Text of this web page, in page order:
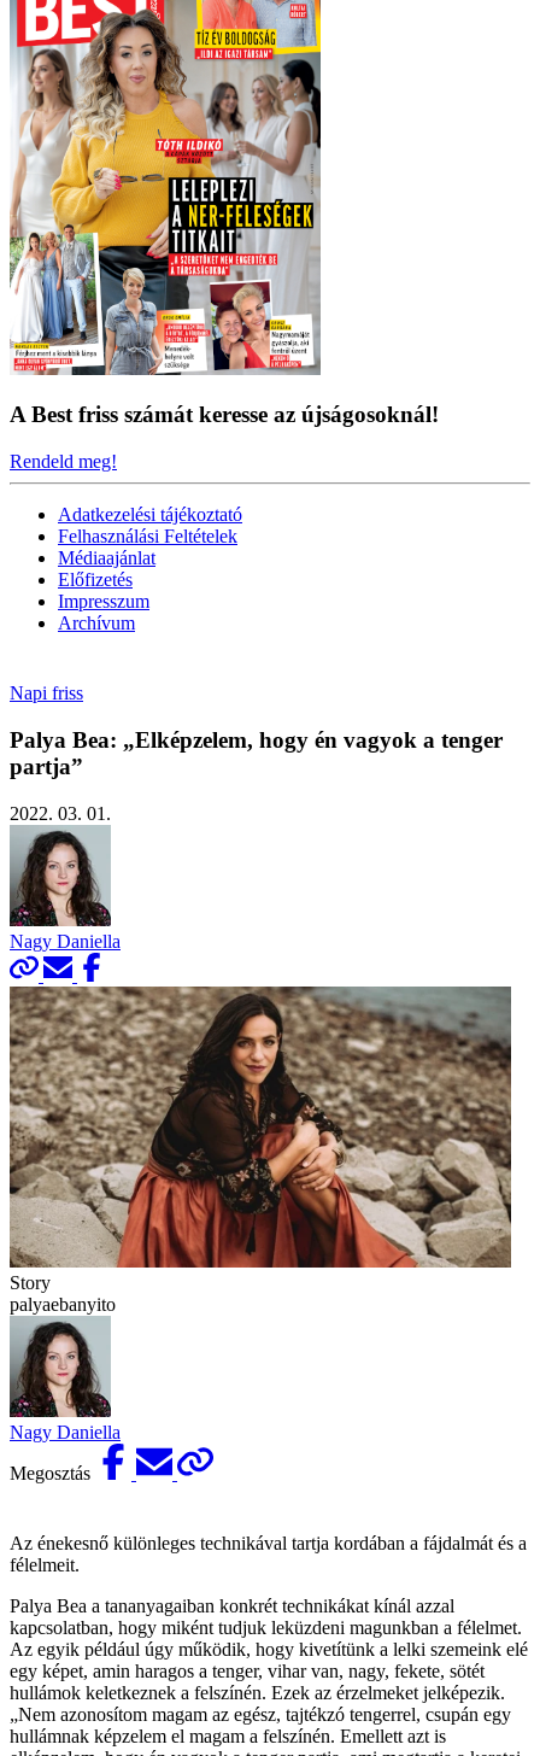
A Best friss számát keresse az újságosoknál!
Rendeld meg!
Adatkezelési tájékoztató
Felhasználási Feltételek
Médiaajánlat
Előfizetés
Impresszum
Archívum
Napi friss
Palya Bea: „Elképzelem, hogy én vagyok a tenger
partja”
2022. 03. 01.
Nagy Daniella
Story
palyaebanyito
Nagy Daniella
Megosztás
Az énekesnő különleges technikával tartja kordában a fájdalmát és a
félelmeit.
Palya Bea a tananyagaiban konkrét technikákat kínál azzal
kapcsolatban, hogy miként tudjuk leküzdeni magunkban a félelmet.
Az egyik például úgy működik, hogy kivetítünk a lelki szemeink elé
egy képet, amin haragos a tenger, vihar van, nagy, fekete, sötét
hullámok keletkeznek a felszínén. Ezek az érzelmeket jelképezik.
„Nem azonosítom magam az egész, tajtékzó tengerrel, csupán egy
hullámnak képzelem el magam a felszínén. Emellett azt is